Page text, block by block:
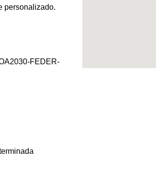
personalizado.
FEDER-